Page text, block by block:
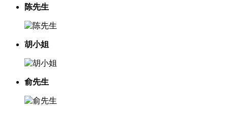
陈先生
胡小姐
俞先生